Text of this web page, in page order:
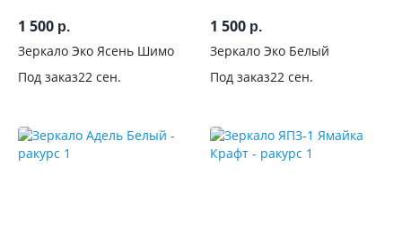
1 500 р.
Зеркало Эко Ясень Шимо
Под заказ22 сен.
1 500 р.
Зеркало Эко Белый
Под заказ22 сен.